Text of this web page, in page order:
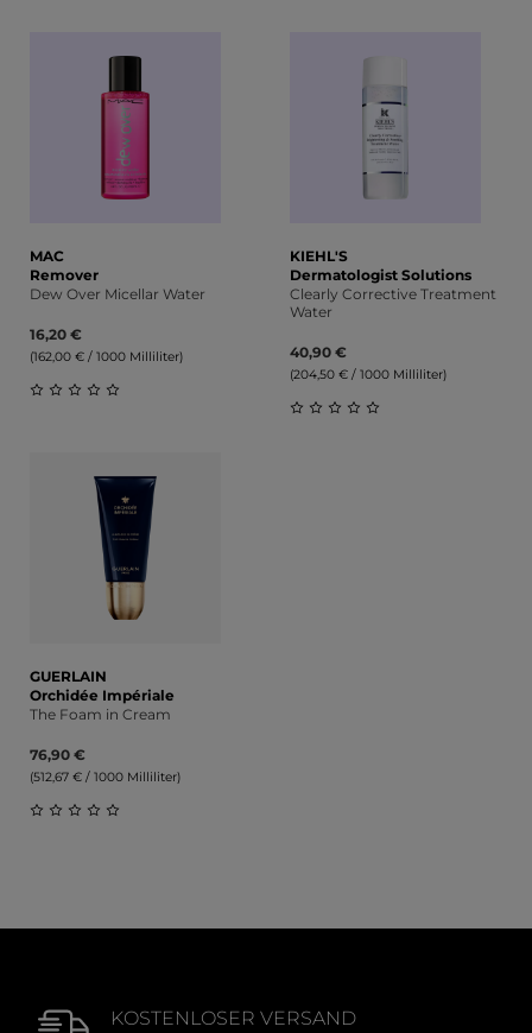
MAC
Remover
Dew Over Micellar Water
16,20 €
(162,00 € / 1000 Milliliter)
KIEHL'S
Dermatologist Solutions
Clearly Corrective Treatment
Water
40,90 €
(204,50 € / 1000 Milliliter)
GUERLAIN
Orchidée Impériale
The Foam in Cream
76,90 €
(512,67 € / 1000 Milliliter)
KOSTENLOSER VERSAND